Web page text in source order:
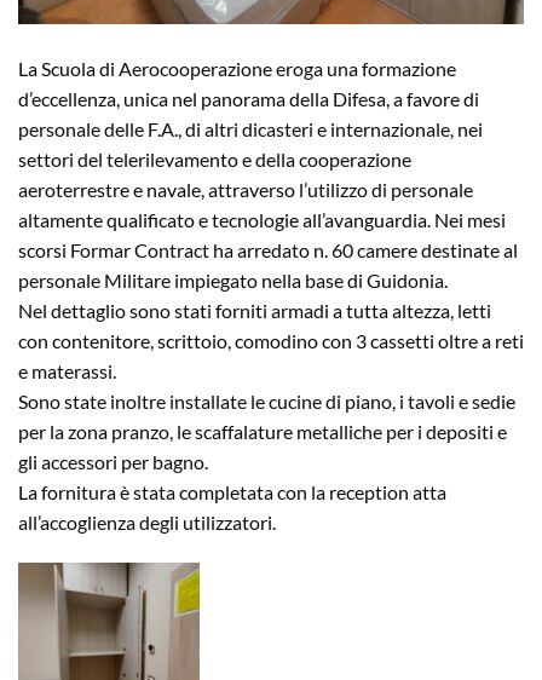
La Scuola di Aerocooperazione eroga una formazione
d’eccellenza, unica nel panorama della Difesa, a favore di
personale delle F.A., di altri dicasteri e internazionale, nei
settori del telerilevamento e della cooperazione
aeroterrestre e navale, attraverso l’utilizzo di personale
altamente qualificato e tecnologie all’avanguardia. Nei mesi
scorsi Formar Contract ha arredato n. 60 camere destinate al
personale Militare impiegato nella base di Guidonia.
Nel dettaglio sono stati forniti armadi a tutta altezza, letti
con contenitore, scrittoio, comodino con 3 cassetti oltre a reti
e materassi.
Sono state inoltre installate le cucine di piano, i tavoli e sedie
per la zona pranzo, le scaffalature metalliche per i depositi e
gli accessori per bagno.
La fornitura è stata completata con la reception atta
all’accoglienza degli utilizzatori.